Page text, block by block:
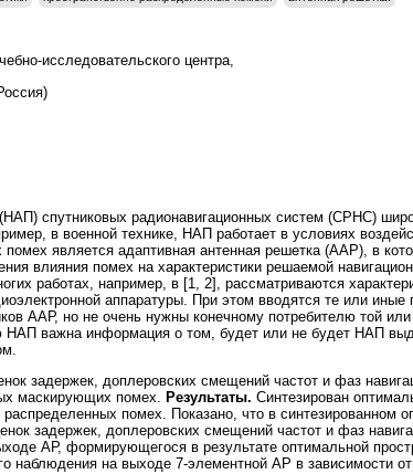
исследовательского центра,
спутниковых радионавигационных систем (СРНС)
в военной технике, НАП работает в условиях
является адаптивная антенная решетка (ААР), в
влияния помех на характеристики решаемой
работах, например, в [1, 2], рассматриваются
аппаратуры. При этом вводятся те или иные
ААР, но не очень нужны конечному потребителю той
важна информация о том, будет или не будет НАП
задержек, доплеровских смещений частот и фаз
маскирующих помех. Результаты. Синтезирован
помех. Показано, что в синтезированном
задержек, доплеровских смещений частот и фаз
АР, формирующегося в результате оптимальной
наблюдения на выходе 7-элементной АР в зависимости